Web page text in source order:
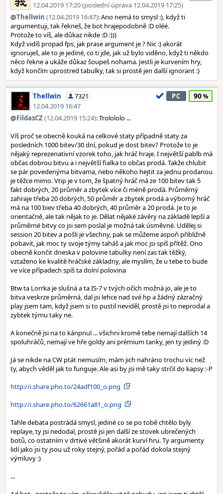
12.04.2019 17:20 (poslední úprava 12.04.2019 17:25)
@Thellwin (12.04.2019 16:47): Ano nemá to smysl :), když ti
argumentuji, tak řekneš, že bot hrajepodobně :D oléé.
Protože to víš, ale důkaz nikde :D :)))
Když vidíš propad fps, jak prase argument je ? Nic :) akorát
ignoruješ, ale to je jediné, co ti jde, jak už bylo viděno, když ti někdo
něco řekne a ukáže důkaz šoupeš nohama. Jestli je kurvením hry,
když končím uprostred tabulky, tak si prostě jen další ignorant :)
Thellwin
7321
12.04.2019 16:47
PC 90
@FildasCZ(12.04.2019 15:24): Trolololo ...
Víš proč se obecně kouká na celkové staty případně staty za
posledních 1000 bitev/30 dní, pokud je dost bitev? Protože to je
nějaký reprezenativní vzorek toho, jak hráč hraje. I největší pablb má
občas dobrou bitvu a i největší fialka to občas prodá. Takže chlubit
se pár povedenýma bitvama, nebo někoho hejtit za jednu prodanou
je těžce mimo. Vtip je v tom, že špatný hráč má ze 100 bitev tak 5
fakt dobrých, 20 průměr a zbytek více či méně prodá. Průměrný
zahraje třeba 20 dobrých, 50 průměr a zbytek prodá a výborný hráč
má na 100 biev třeba 40 dobrých, 40 průměr a 20 prodá. Je to je
orientačně, ale tak nějak to je. Dělat nějaké závěry na základě lepší a
průměrné bitvy co jsi sem poslal je možná tak úsměvné. Udělej si
session 20 bitev a pošli je všechny, pak se můžeme aspoň přibližně
pobavit, jak moc ty svoje týmy taháš a jak moc jsi spíš přítěž. Ono
obecně končit dneska v polovine tabulky není zas tak těžký,
vztaženo ke kvalitě hráčské základny, ale myslím, že u tebe to bude
ve více případech spíš ta dolní polovina
Btw ta Lorrka je slušná a ta IS-7 v tvých očích možná jo, ale je to
bitva veskrze průměrná, dal jsi lehce nad své hp a žádný zázračný
play jsem tam, když jsem si to pustil neviděl, prostě jsi to neprodal a
zybtek týmu taky ne.
A konečně jsi na to kánpnul ... všichni kromě tebe nemají dalších 14
spoluhráčů, nemají ve hře goldy ani prémium tanky, jen ty jediný :D
Já se nikde na CW ptát nemusím, mám jich nahráno trochu víc než
ty, abych věděl jak to funguje. Ale asi by jsi mě taky strčil do kapsy :-P
http://i.share.pho.to/24adf100_o.png
http://i.share.pho.to/62661a81_o.png
Tahle debata postrádá smysl, jediné co se po tobě chtělo byly
replaye, ty jsi nedodal, prostě jsi jen další ze stovek ubrečených
botů, co ostatním v drtivé většině akorát kurví hru. Ty argumenty
lidí jako jsi ty jsou už roky stejný, pořád a pořád dokola stejný
výmluvy :)
...